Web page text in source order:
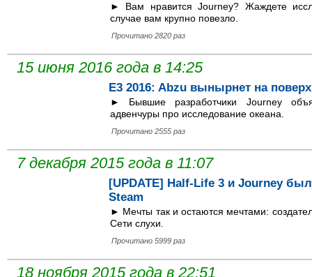
► Вам нравится Journey? Жаждете
случае вам крупно повезло.
Прочитано 2820 раз
15 июня 2016 года в 14:25
E3 2016: Abzu вынырнет на
► Бывшие разработчики Journey
адвенчуры про исследование океана.
Прочитано 2555 раз
7 декабря 2015 года в 11:07
[UPDATE] Half-Life 3 и Journey
Steam
► Мечты так и остаются мечтами:
Сети слухи.
Прочитано 5999 раз
18 ноября 2015 года в 22:51